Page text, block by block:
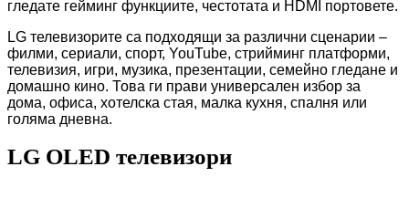
гледате гейминг функциите, честотата и HDMI портовете.
LG телевизорите са подходящи за различни сценарии –
филми, сериали, спорт, YouTube, стрийминг платформи,
телевизия, игри, музика, презентации, семейно гледане и
домашно кино. Това ги прави универсален избор за
дома, офиса, хотелска стая, малка кухня, спалня или
голяма дневна.
LG OLED телевизори